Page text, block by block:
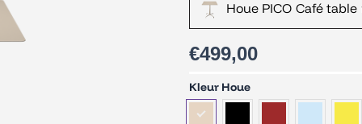
Houe PICO Café
€499,00
Kleur Houe
Houe
PICO
Café